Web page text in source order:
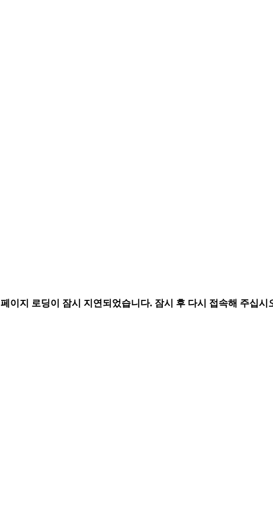
페이지 로딩이 잠시 지연되었습니다. 잠시 후 다시 접속해 주십시